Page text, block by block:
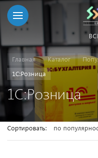
Главная Каталог
1С:Розница
1С:Розница
Сортировать: по